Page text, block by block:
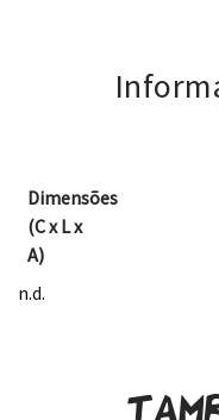
Dimensões
(C x L x
A)
n.d.